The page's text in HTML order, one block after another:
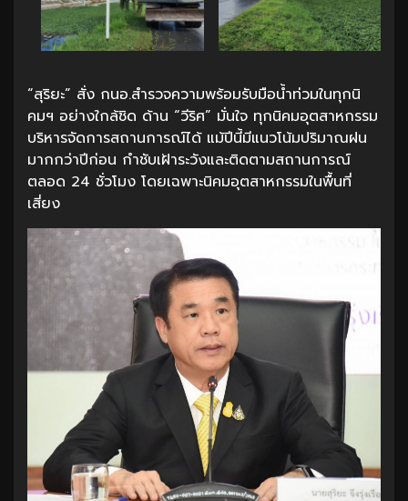
“สุริยะ” สั่ง กนอ.สำรวจความพร้อมรับมือน้ำท่วมในทุกนิ
คมฯ อย่างใกล้ชิด ด้าน “วีริศ” มั่นใจ ทุกนิคมอุตสาหกรรม
บริหารจัดการสถานการณ์ได้ แม้ปีนี้มีแนวโน้มปริมาณฝน
มากกว่าปีก่อน กำชับเฝ้าระวังและติดตามสถานการณ์
ตลอด 24 ชั่วโมง โดยเฉพาะนิคมอุตสาหกรรมในพื้นที่
เสี่ยง